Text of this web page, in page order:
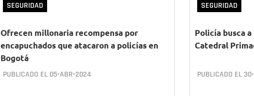
SEGURIDAD
Ofrecen millonaria recompensa por
encapuchados que atacaron a policías en
Bogotá
PUBLICADO EL 05•ABR•2024
SEGURIDAD
Policía busca
Catedral
PUBLICADO EL